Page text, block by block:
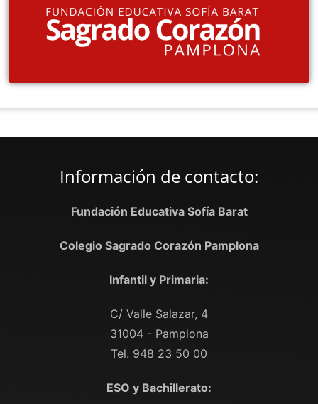
Información de contacto:
Fundación Educativa Sofía Barat
Colegio Sagrado Corazón Pamplona
Infantil y Primaria:
C/ Valle Salazar, 4
31004 - Pamplona
Tel. 948 23 50 00
ESO y Bachillerato: